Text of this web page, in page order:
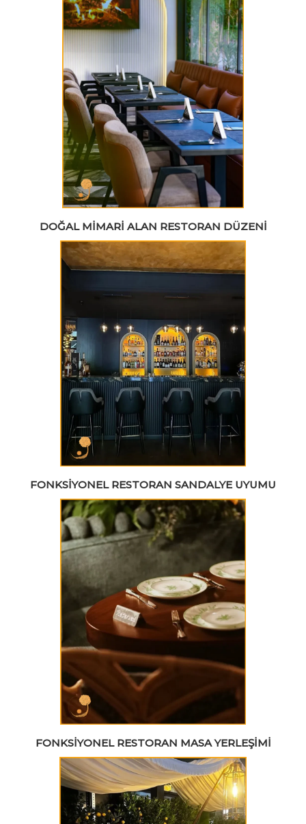
DOĞAL MIMARI ALAN RESTORAN DÜZENI
FONKSIYONEL RESTORAN SANDALYE UYUMU
FONKSIYONEL RESTORAN MASA YERLEŞIMI